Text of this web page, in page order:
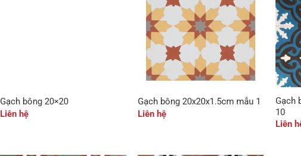
Gạch bông 20×20
Liên hệ
Gạch bông 20x20x1.5cm mẫu 1
Liên hệ
Gạch
10
Liên